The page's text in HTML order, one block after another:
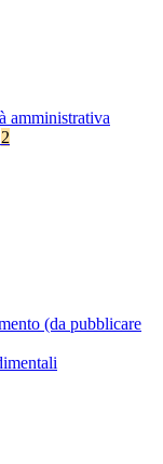
amministrativa
2
(da pubblicare